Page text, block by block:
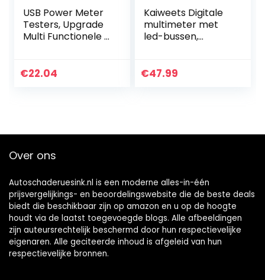
USB Power Meter
Testers, Upgrade
Multi Functionele 2
Digitale
€22.04
Kaiweets Digitale
multimeter met
led-bussen,
600 V True RMS
€47.99
Over ons
Autoschaderuesink.nl is een moderne alles-in-één
prijsvergelijkings- en beoordelingswebsite die de beste deals
biedt die beschikbaar zijn op amazon en u op de hoogte
houdt via de laatst toegevoegde blogs. Alle afbeeldingen
zijn auteursrechtelijk beschermd door hun respectievelijke
eigenaren. Alle geciteerde inhoud is afgeleid van hun
respectievelijke bronnen.